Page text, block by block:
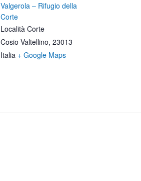
Valgerola – Rifugio della
Corte
Località Corte
Cosio Valtellino, 23013
Italia + Google Maps